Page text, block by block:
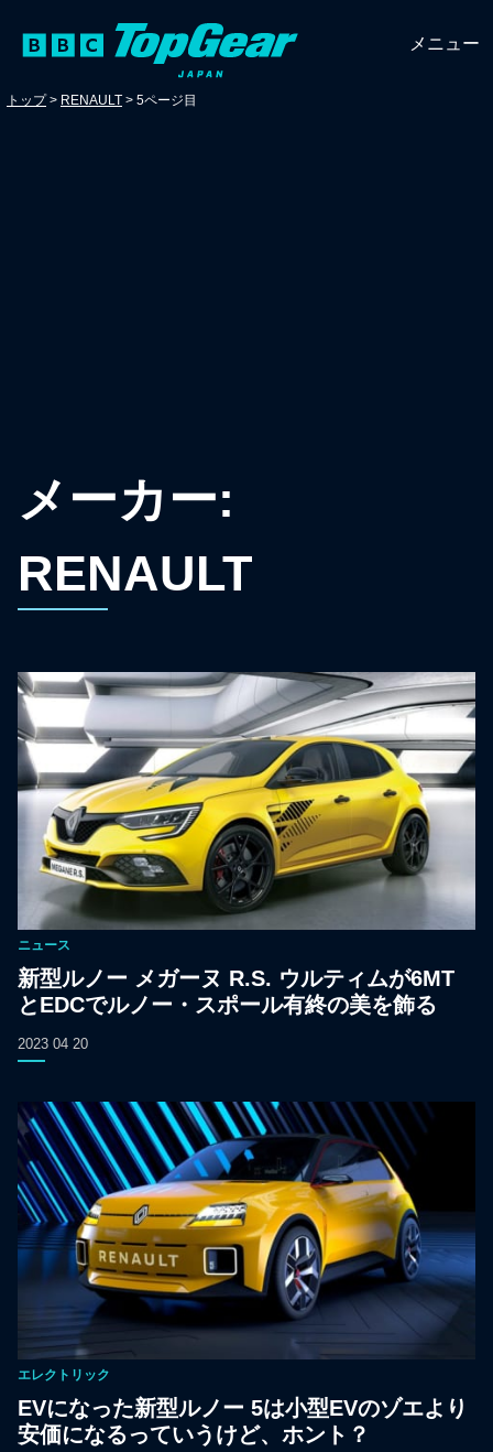
メニュー
トップ > RENAULT > 5ページ目
メーカー:
RENAULT
ニュース
新型ルノー メガーヌ R.S. ウルティムが6MT
とEDCでルノー・スポール有終の美を飾る
2023 04 20
エレクトリック
EVになった新型ルノー 5は小型EVのゾエより
安価になるっていうけど、ホント？